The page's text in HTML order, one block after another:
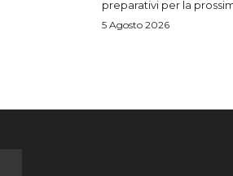
preparativi per la
5 Agosto 2026